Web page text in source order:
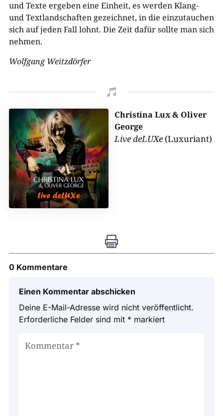
und Texte ergeben eine Einheit, es werden Klang-
und Textlandschaften gezeichnet, in die einzutauchen
sich auf jeden Fall lohnt. Die Zeit dafür sollte man sich
nehmen.
Wolfgang Weitzdörfer

Christina Lux & Oliver
George
Live deLUXe (Luxuriant)

0 Kommentare
Einen Kommentar abschicken
Deine E-Mail-Adresse wird nicht veröffentlicht.
Erforderliche Felder sind mit * markiert